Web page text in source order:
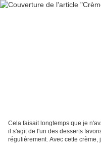
Cela faisait longtemps que je
il s'agit de l'un des desserts
régulièrement. Avec cette